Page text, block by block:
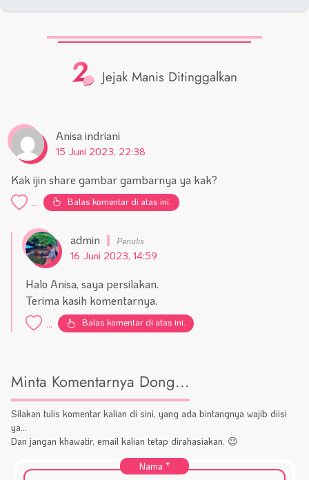
2 Jejak Manis Ditinggalkan
Anisa indriani
15 Juni 2023, 22:38
Kak ijin share gambar gambarnya ya kak?
... Balas komentar di atas ini.
admin
16 Juni 2023, 14:59
Halo Anisa, saya persilakan.
Terima kasih komentarnya.
... Balas komentar di atas ini.
Minta Komentarnya Dong...
Silakan tulis komentar kalian di sini, yang ada bintangnya wajib diisi
ya...
Dan jangan khawatir, email kalian tetap dirahasiakan. 😉
Nama *